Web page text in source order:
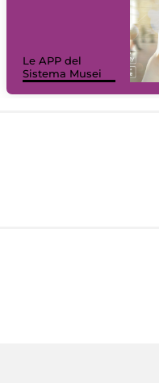
Le APP del
Sistema Musei